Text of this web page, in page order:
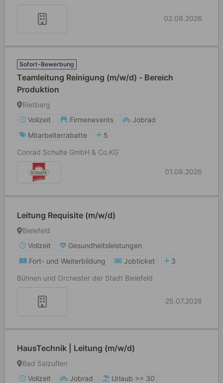
02.08.2026
Sofort-Bewerbung
Teamleitung Reinigung (m/w/d) - Bereich
Produktion
Rietberg
Vollzeit
Firmenevents
Jobrad
Mitarbeiterrabatte
5
Conrad Schulte GmbH & Co.KG
01.08.2026
Leitung Requisite (m/w/d)
Bielefeld
Vollzeit
Gesundheitsleistungen
Fort- und Weiterbildung
Jobticket
3
Bühnen und Orchester der Stadt Bielefeld
25.07.2026
HausTechnik | Leitung (m/w/d)
Bad Salzuflen
Vollzeit
Jobrad
Urlaub >= 30